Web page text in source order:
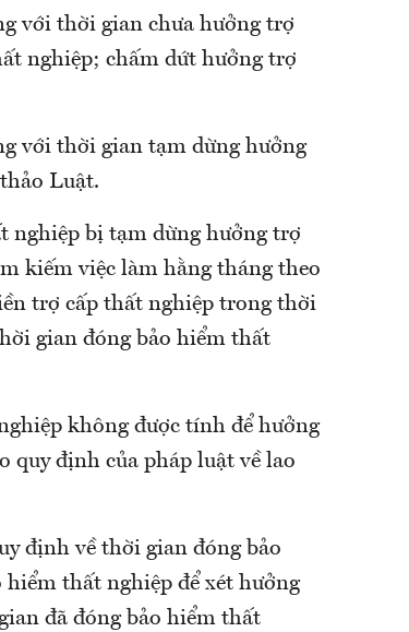
với thời gian chưa hưởng trợ
nghiệp; chấm dứt hưởng trợ
với thời gian tạm dừng hưởng
Luật.
nghiệp bị tạm dừng hưởng trợ
kiếm việc làm hằng tháng theo
trợ cấp thất nghiệp trong thời
gian đóng bảo hiểm thất
không được tính để hưởng
quy định của pháp luật về lao
định về thời gian đóng bảo
thất nghiệp để xét hưởng
đã đóng bảo hiểm thất